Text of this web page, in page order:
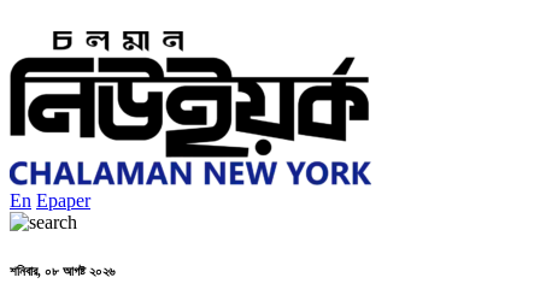
En Epaper
শনিবার, ০৮ আগষ্ট ২০২৬